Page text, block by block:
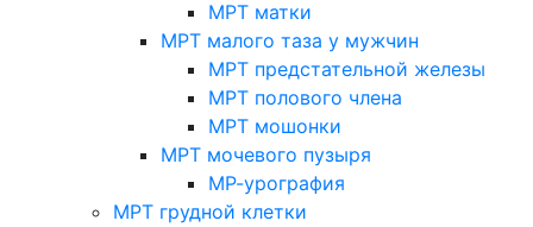
МРТ матки
МРТ малого таза у мужчин
МРТ предстательной железы
МРТ полового члена
МРТ мошонки
МРТ мочевого пузыря
МР-урография
МРТ грудной клетки